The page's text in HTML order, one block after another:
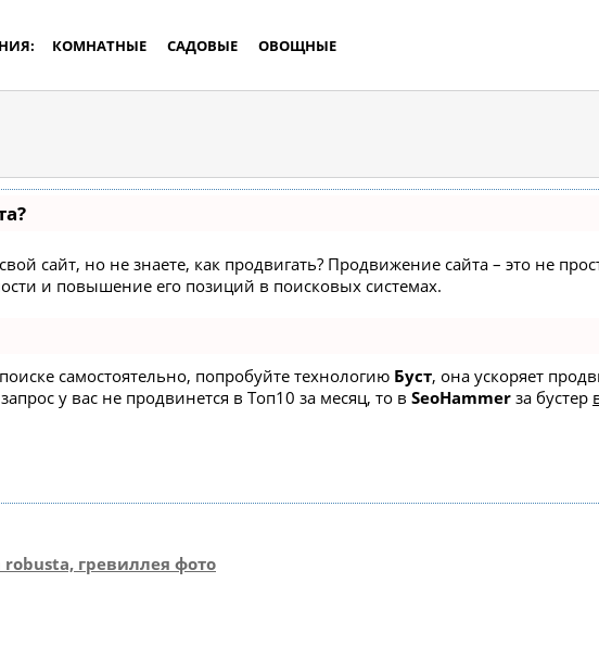
КОМНАТНЫЕ САДОВЫЕ ОВОЩНЫЕ
сайт, но не знаете, как продвигать? Продвижение сайта – это не
и повышение его позиций в поисковых системах.
самостоятельно, попробуйте технологию Буст, она ускоряет
у вас не продвинется в Топ10 за месяц, то в SeoHammer за бустер